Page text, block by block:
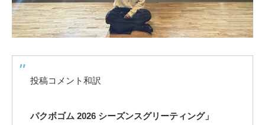
投稿コメント和訳
パクボゴム 2026 シーズンスグリーティング」